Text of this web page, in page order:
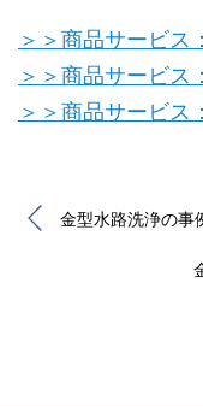
＞＞商品サービス
＞＞商品サービス
＞＞商品サービス
金型水路洗浄の事